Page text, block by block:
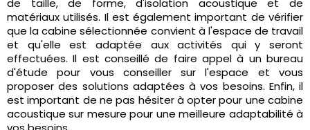
de taille, de forme, d'isolation acoustique et de
matériaux utilisés. Il est également important de vérifier
que la cabine sélectionnée convient à l'espace de travail
et qu'elle est adaptée aux activités qui y seront
effectuées. Il est conseillé de faire appel à un bureau
d'étude pour vous conseiller sur l'espace et vous
proposer des solutions adaptées à vos besoins. Enfin, il
est important de ne pas hésiter à opter pour une cabine
acoustique sur mesure pour une meilleure adaptabilité à